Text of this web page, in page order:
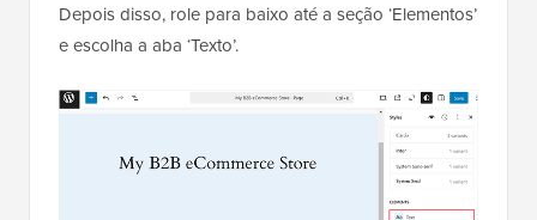
Depois disso, role para baixo até a seção ‘Elementos’
e escolha a aba ‘Texto’.